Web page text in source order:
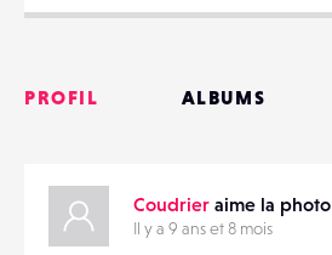
PROFIL ALBUMS
Coudrier aime la photo
Il y a 9 ans et 8 mois